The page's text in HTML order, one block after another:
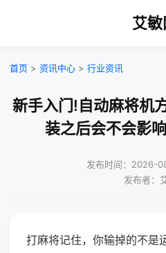
艾敏
首页 > 资讯中心 > 行业资讯
新手入门!自动麻将机
装之后会不会影
发布时间：2026-
发布者：
打麻将记住，你输掉的不是